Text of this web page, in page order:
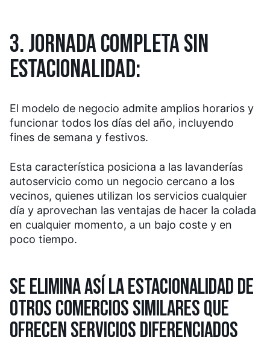
3. JORNADA COMPLETA SIN
ESTACIONALIDAD:
El modelo de negocio admite amplios horarios y
funcionar todos los días del año, incluyendo
fines de semana y festivos.
Esta característica posiciona a las lavanderías
autoservicio como un negocio cercano a los
vecinos, quienes utilizan los servicios cualquier
día y aprovechan las ventajas de hacer la colada
en cualquier momento, a un bajo coste y en
poco tiempo.
SE ELIMINA ASÍ LA ESTACIONALIDAD DE
OTROS COMERCIOS SIMILARES QUE
OFRECEN SERVICIOS DIFERENCIADOS